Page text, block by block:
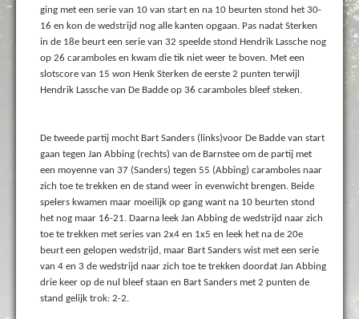
ging met een serie van 10 van start en na 10 beurten stond het 30-
16 en kon de wedstrijd nog alle kanten opgaan. Pas nadat Sterken
in de 18e beurt een serie van 32 speelde stond Hendrik Lassche nog
op 26 caramboles en kwam die tik niet weer te boven. Met een
slotscore van 15 won Henk Sterken de eerste 2 punten terwijl
Hendrik Lassche van De Badde op 36 caramboles bleef steken.
De tweede partij mocht Bart Sanders (links)voor De Badde van start
gaan tegen Jan Abbing (rechts) van de Barnstee om de partij met
een moyenne van 37 (Sanders) tegen 55 (Abbing) caramboles naar
zich toe te trekken en de stand weer in evenwicht brengen. Beide
spelers kwamen maar moeilijk op gang want na 10 beurten stond
het nog maar 16-21. Daarna leek Jan Abbing de wedstrijd naar zich
toe te trekken met series van 2x4 en 1x5 en leek het na de 20e
beurt een gelopen wedstrijd, maar Bart Sanders wist met een serie
van 4 en 3 de wedstrijd naar zich toe te trekken doordat Jan Abbing
drie keer op de nul bleef staan en Bart Sanders met 2 punten de
stand gelijk trok: 2-2.